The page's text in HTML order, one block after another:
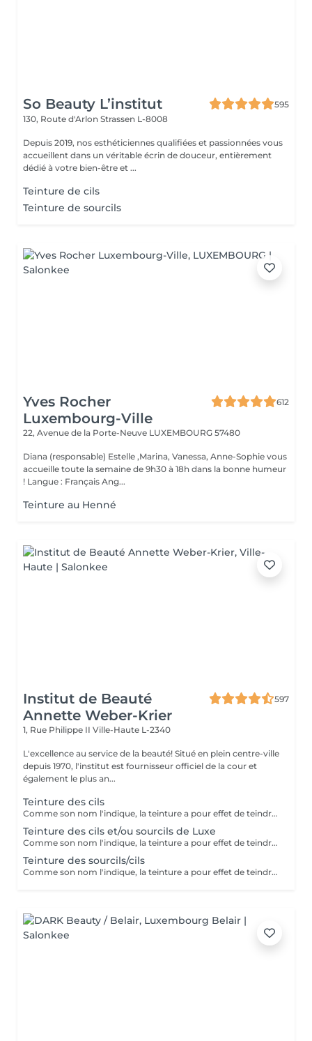
So Beauty L’institut
595
130, Route d'Arlon Strassen L-8008
Depuis 2019, nos esthéticiennes qualifiées et passionnées vous
accueillent dans un véritable écrin de douceur, entièrement
dédié à votre bien-être et ...
Teinture de cils
Teinture de sourcils
Yves Rocher
Luxembourg-Ville
612
22, Avenue de la Porte-Neuve LUXEMBOURG 57480
Diana (responsable) Estelle ,Marina, Vanessa, Anne-Sophie vous
accueille toute la semaine de 9h30 à 18h dans la bonne humeur
! Langue : Français Ang...
Teinture au Henné
Institut de Beauté
Annette Weber-Krier
597
1, Rue Philippe II Ville-Haute L-2340
L'excellence au service de la beauté! Situé en plein centre-ville
depuis 1970, l'institut est fournisseur officiel de la cour et
également le plus an...
Teinture des cils
Comme son nom l'indique, la teinture a pour effet de teindre les cils ou les sourcils et de les gainer très légèrement. Idéal pour les personnes aux cils ou sourcils clairs qui souhaitent avoir en toute occasion avec ou sans mascara des cils ou sourcils plus foncés (noirs, bruns, marrons).
Teinture des cils et/ou sourcils de Luxe
Comme son nom l'indique, la teinture a pour effet de teindre les cils ou les sourcils et de les gainer très légèrement. Idéal pour les personnes aux cils ou sourcils clairs qui souhaitent avoir en toute occasion avec ou sans mascara des cils ou sourcils plus foncés (noirs, bruns, marrons).
Teinture des sourcils/cils
Comme son nom l'indique, la teinture a pour effet de teindre les cils ou les sourcils et de les gainer très légèrement. Idéal pour les personnes aux cils ou sourcils clairs qui souhaitent avoir en toute occasion avec ou sans mascara des cils ou sourcils plus foncés (noirs, bruns, marrons).